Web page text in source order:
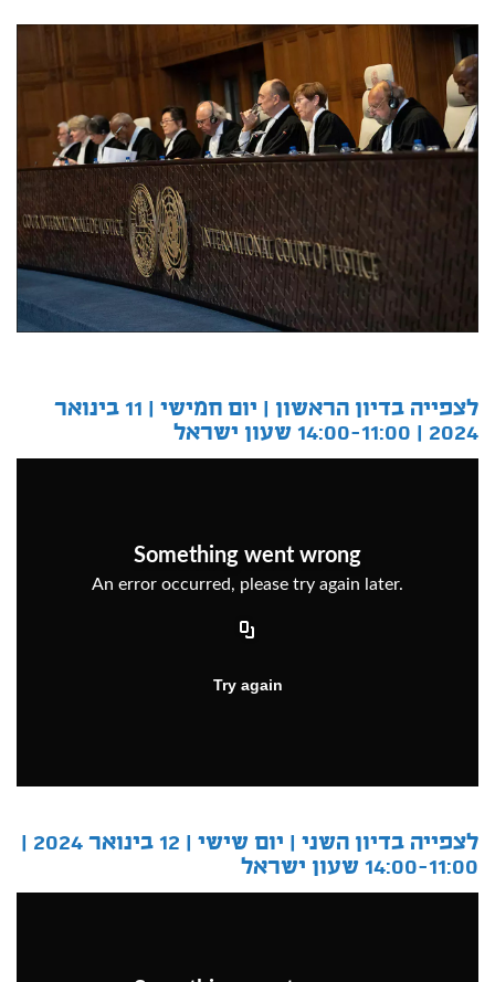
לצפייה בדיון הראשון |
יום חמישי | 11 בינואר
2024 | 14:00-11:00 שעון ישראל
לצפייה בדיון השני |
יום שישי | 12 בינואר 2024 |
14:00-11:00 שעון ישראל